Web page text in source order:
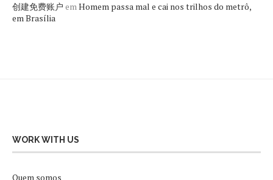
创建免费账户 emHomem passa mal e cai nos trilhos do metrô,
em Brasília
WORK WITH US
Quem somos